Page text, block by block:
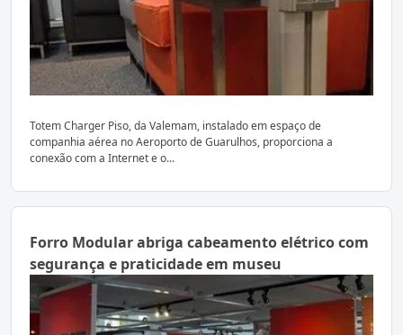
Totem Charger Piso, da Valemam, instalado em espaço de
companhia aérea no Aeroporto de Guarulhos, proporciona a
conexão com a Internet e o...
Forro Modular abriga cabeamento elétrico com
segurança e praticidade em museu